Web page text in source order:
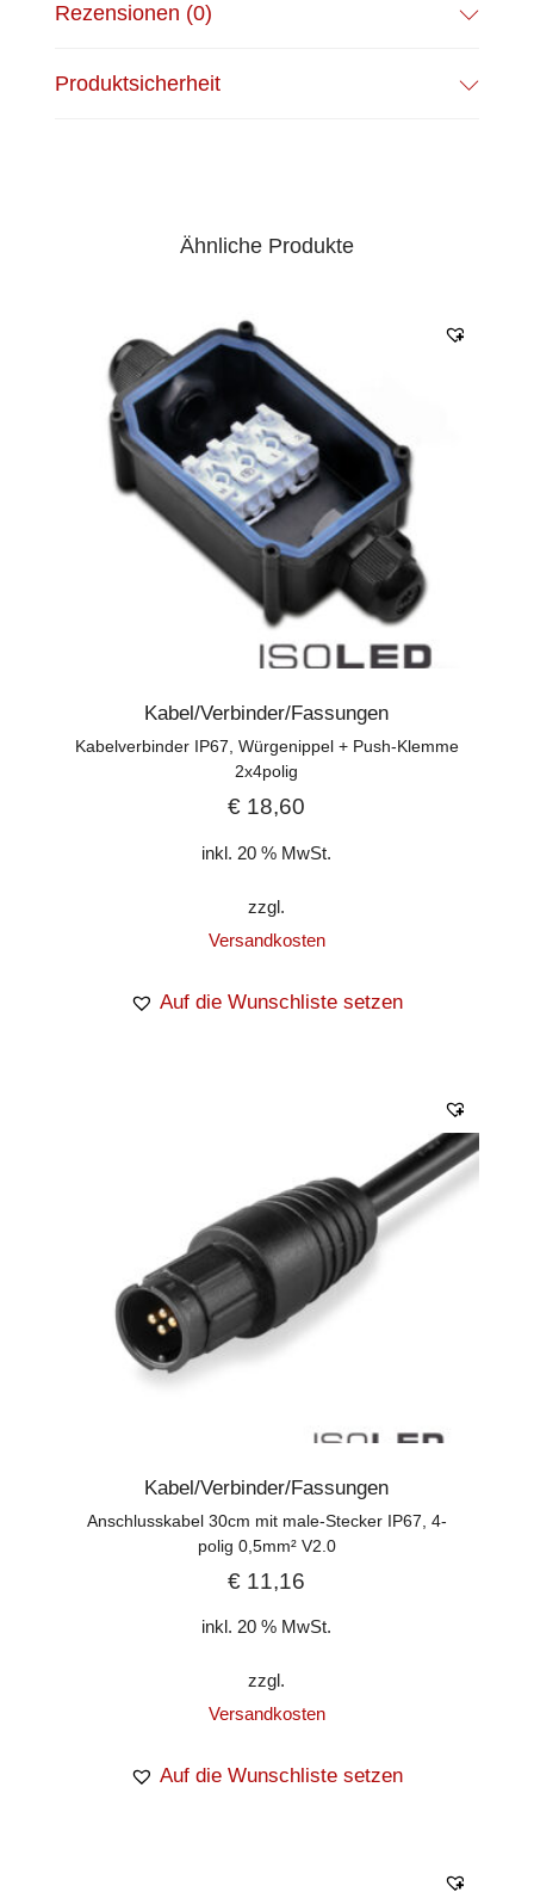
Rezensionen (0)
Produktsicherheit
Ähnliche Produkte
Kabel/Verbinder/Fassungen
Kabelverbinder IP67, Würgenippel + Push-Klemme
2x4polig
€ 18,60
inkl. 20 % MwSt.
zzgl.
Versandkosten
Auf die Wunschliste setzen
Kabel/Verbinder/Fassungen
Anschlusskabel 30cm mit male-Stecker IP67, 4-
polig 0,5mm² V2.0
€ 11,16
inkl. 20 % MwSt.
zzgl.
Versandkosten
Auf die Wunschliste setzen